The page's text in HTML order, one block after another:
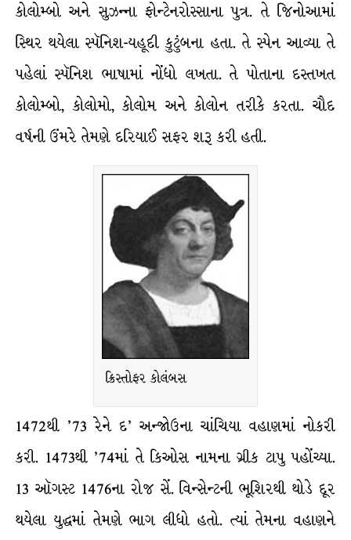
કોલોમ્બો અને સુઝન્ના ફોન્ટેનરોસ્સાના પુત્ર. તે જિનોઆમાં
સ્થિર થયેલા સ્પૅનિશ-યહૂદી કુટુંબના હતા. તે સ્પેન આવ્યા તે
પહેલાં સ્પૅનિશ ભાષામાં નોંધો લખતા. તે પોતાના દસ્તખત
કોલોમ્બો, કોલોમો, કોલોમ અને કોલોન તરીકે કરતા. ચૌદ
વર્ષની ઉંમરે તેમણે દરિયાઈ સફર શરૂ કરી હતી.
ક્રિસ્તોફર કોલંબસ
1472થી ’73 રેને દ’ અન્જોઉના ચાંચિયા વહાણમાં નોકરી
કરી. 1473થી ’74માં તે કિઓસ નામના ગ્રીક ટાપુ પહોંચ્યા.
13 ઑગસ્ટ 1476ના રોજ સેં. વિન્સેન્ટની ભૂશિરથી થોડે દૂર
થયેલા યુદ્ધમાં તેમણે ભાગ લીધો હતો. ત્યાં તેમના વહાણને